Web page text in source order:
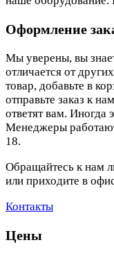
Оформление
Мы уверены, вы
отличается от
товар, добавьте в
отправьте заказ к
ответят вам. Иногда
Менеджеры
18.
Обращайтесь к нам
или приходите в
Контакты
Цены